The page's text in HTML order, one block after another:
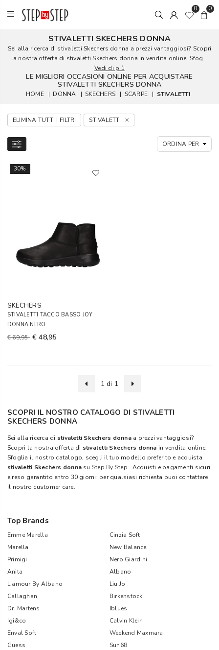
0 0
STIVALETTI SKECHERS DONNA
Sei alla ricerca di stivaletti Skechers donna a prezzi vantaggiosi? Scopri
la nostra offerta di stivaletti Skechers donna in vendita online. Sfog...
Vedi di più
LE MIGLIORI OCCASIONI ONLINE PER ACQUISTARE
STIVALETTI SKECHERS DONNA
HOME | DONNA | SKECHERS | SCARPE | STIVALETTI
ELIMINA TUTTI I FILTRI STIVALETTI
30%
SKECHERS
STIVALETTI TACCO BASSO JOY
DONNA NERO
€ 69,95 € 48,95
1 di 1
SCOPRI IL NOSTRO CATALOGO DI STIVALETTI
SKECHERS DONNA
Sei alla ricerca di stivaletti Skechers donna a prezzi vantaggiosi?
Scopri la nostra offerta di stivaletti Skechers donna in vendita online.
Sfoglia il nostro catalogo, scegli il tuo modello preferito e acquista
stivaletti Skechers donna su Step By Step . Acquisti e pagamenti sicuri
e reso garantito entro 30 giorni; per qualsiasi richiesta puoi contattare
il nostro customer care.
Top Brands
Emme Marella
Cinzia Soft
Marella
New Balance
Primigi
Nero Giardini
Anita
Albano
L'amour By Albano
Liu Jo
Callaghan
Birkenstock
Dr. Martens
Iblues
Igi&co
Calvin Klein
Enval Soft
Weekend Maxmara
Guess
Sun68